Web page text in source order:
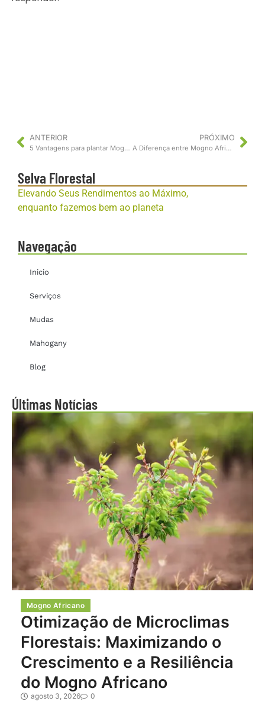
ANTERIOR
5 Vantagens para plantar Mogno Africano – Khaya Senegalensis
PRÓXIMO
A Diferença entre Mogno Africano Khaya Senegalensis X Khaya grandifoliola.
Selva Florestal
Elevando Seus Rendimentos ao Máximo,
enquanto fazemos bem ao planeta
Navegação
Inicio
Serviços
Mudas
Mahogany
Blog
Últimas Notícias
Mogno Africano
Otimização de Microclimas
Florestais: Maximizando o
Crescimento e a Resiliência
do Mogno Africano
agosto 3, 2026 0